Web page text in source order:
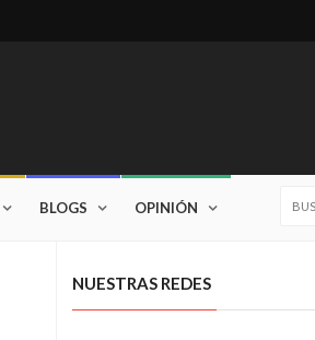
BLOGS OPINIÓN
NUESTRAS REDES